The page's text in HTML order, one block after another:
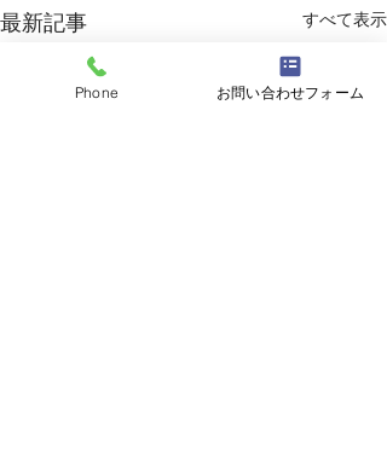
最新記事 すべて表示
Phone お問い合わせフォーム